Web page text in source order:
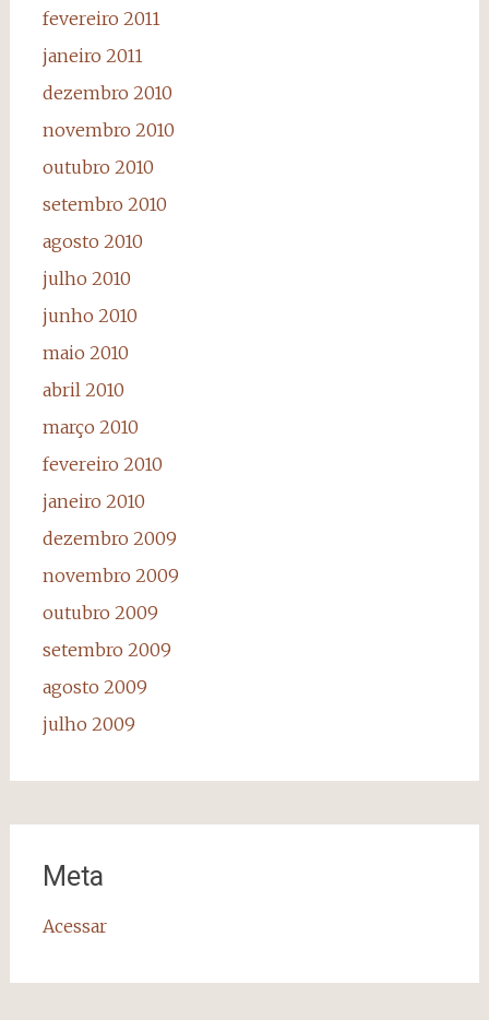
fevereiro 2011
janeiro 2011
dezembro 2010
novembro 2010
outubro 2010
setembro 2010
agosto 2010
julho 2010
junho 2010
maio 2010
abril 2010
março 2010
fevereiro 2010
janeiro 2010
dezembro 2009
novembro 2009
outubro 2009
setembro 2009
agosto 2009
julho 2009
Meta
Acessar